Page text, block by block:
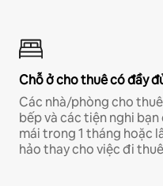
Chỗ ở cho thuê có đầy
Các nhà/phòng cho
bếp và các tiện nghi
mái trong 1 tháng hoặc
hảo thay cho việc đi